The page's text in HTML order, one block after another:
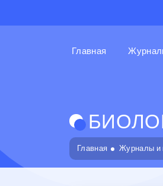
Главная
Главная Журналы и